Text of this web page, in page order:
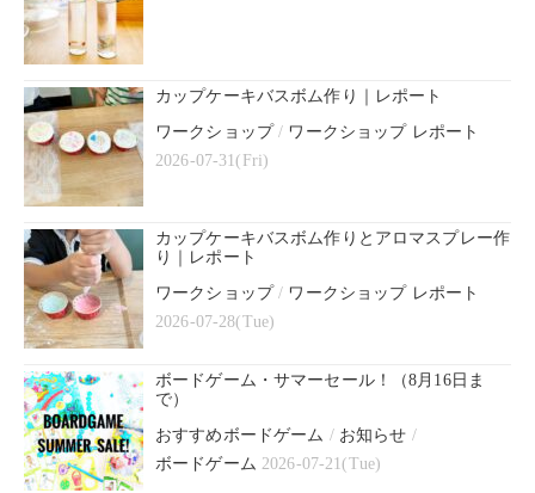
カップケーキバスボム作り｜レポート
ワークショップ/ ワークショップ レポート
2026-07-31(Fri)
カップケーキバスボム作りとアロマスプレー作
り｜レポート
ワークショップ/ ワークショップ レポート
2026-07-28(Tue)
ボードゲーム・サマーセール！（8月16日ま
で）
おすすめボードゲーム / お知らせ /
ボードゲーム 2026-07-21(Tue)